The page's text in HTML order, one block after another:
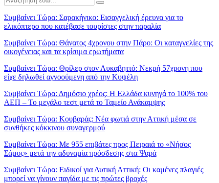
Συμβαίνει Τώρα: Σαρακήνικο: Εισαγγελική έρευνα για το
ελικόπτερο που κατέβασε τουρίστες στην παραλία
Συμβαίνει Τώρα: Θάνατος 4χρονου στην Πάρο: Οι καταγγελίες της
οικογένειας και τα κρίσιμα ερωτήματα
Συμβαίνει Τώρα: Θρίλερ στον Λυκαβηττό: Νεκρή 57χρονη που
είχε δηλωθεί αγνοούμενη από την Κυψέλη
Συμβαίνει Τώρα: Δημόσιο χρέος: Η Ελλάδα κυνηγά το 100% του
ΑΕΠ – Το μεγάλο τεστ μετά το Ταμείο Ανάκαμψης
Συμβαίνει Τώρα: Κουβαράς: Νέα φωτιά στην Αττική μέσα σε
συνθήκες κόκκινου συναγερμού
Συμβαίνει Τώρα: Με 955 επιβάτες προς Πειραιά το «Νήσος
Σάμος» μετά την αδυναμία πρόσδεσης στα Ψαρά
Συμβαίνει Τώρα: Ειδικοί για Δυτική Αττική: Οι καμένες πλαγιές
μπορεί να γίνουν παγίδα με τις πρώτες βροχές